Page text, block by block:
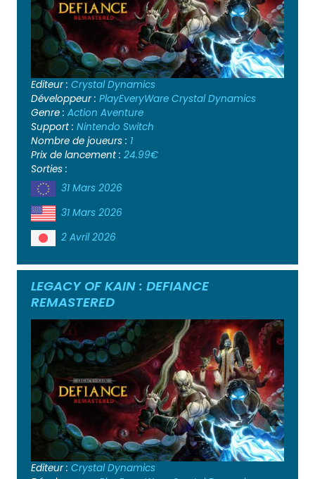
Editeur : Crystal Dynamics
Développeur : PlayEveryWare Crystal Dynamics
Genre : Action Aventure
Support : Nintendo Switch
Nombre de joueurs : 1
Prix de lancement : 24.99€
Sorties :
31 Mars 2026
31 Mars 2026
2 Avril 2026
LEGACY OF KAIN : DEFIANCE
REMASTERED
Editeur : Crystal Dynamics